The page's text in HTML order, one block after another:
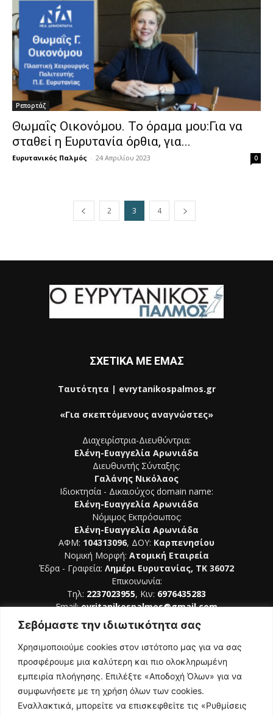
Σεβόμαστε την ιδιωτικότητα σας
Χρησιμοποιούμε cookies στον ιστότοπο μας για να σας
προσφέρουμε μια καλύτερη και πιο ολοκληρωμένη
εμπειρία πλοήγησης. Επιλέξτε «Αποδοχή Όλων» για να
συμφωνήσετε με τη χρήση όλων των cookies.
Εναλλακτικά, μπορείτε να επισκεφθείτε τις «Ρυθμίσεις
Ρεπορτάζ
Θωμαΐς Οικονόμου. Το όραμα μου:Για να
σταθεί η Ευρυτανία όρθια, για...
Ευρυτανικός Παλμός - 24 Απριλίου 2023 0
2 3 4
ΣΧΕΤΙΚΑ ΜΕ ΕΜΑΣ
Ταυτότητα | evrytanikospalmos.gr
«Για σκεπτόμενους αναγνώστες»
Διαχειρίστρια-Διευθύντρια:
Ελένη-Ευαγγελία Αρωνιάδα
Διευθυντής Σύνταξης:
Γαλάνης Νικόλαος
Ιδιοκτησία - Δικαιούχος domain name:
Ελένη-Ευαγγελία Αρωνιάδα
Νόμιμος Εκπρόσωπος:
Ελένη-Ευαγγελία Αρωνιάδα
ΑΦΜ: 104313096, ΔΟΥ: Καρπενησίου
Νομική Μορφή: Ατομική Εταιρεία
Έδρα - Γραφεία: Λημέρι Ευρυτανίας, ΤΚ 36072
Επικοινωνία:
Τηλ: 2237023955, Κιν: 6976435283
Email:evritanikospalmos@gmail.com
ΑΚΟΛΟΥΘΗΣΕ ΜΑΣ